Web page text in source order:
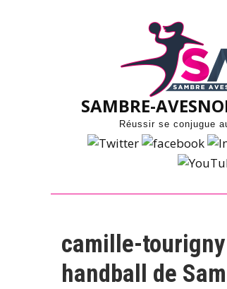
SAMBRE-
Réussir se conjugue
camille-
handball de